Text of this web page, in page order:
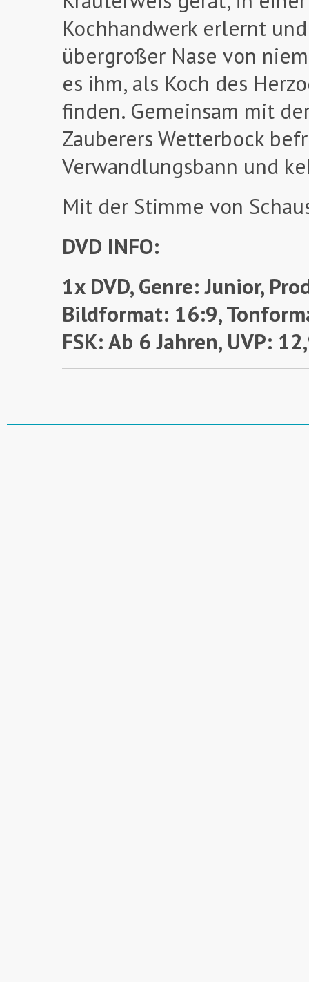
Kochhandwerk erlernt
übergroßer Nase von
es ihm, als Koch des
finden. Gemeinsam mit
Zauberers Wetterbock
Verwandlungsbann und
Mit der Stimme von
DVD INFO:
1x DVD, Genre: Junior,
Bildformat: 16:9,
FSK: Ab 6 Jahren, UVP: